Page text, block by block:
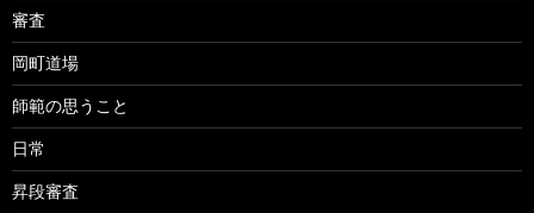
審査
岡町道場
師範の思うこと
日常
昇段審査